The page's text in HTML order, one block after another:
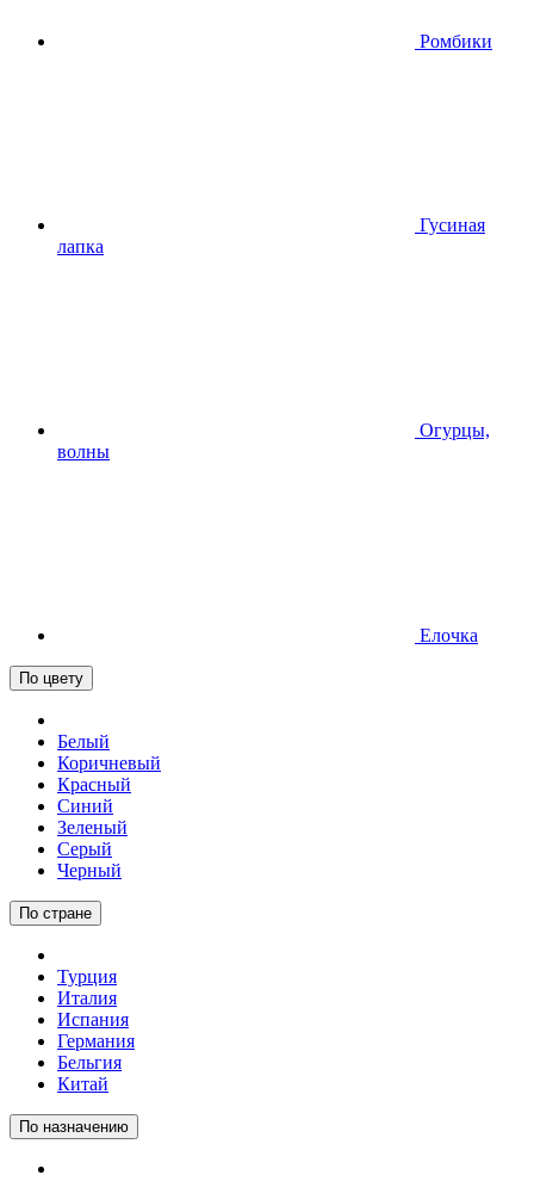
Ромбики
Гусиная
лапка
Огурцы,
волны
Елочка
По цвету
Белый
Коричневый
Красный
Синий
Зеленый
Серый
Черный
По стране
Турция
Италия
Испания
Германия
Бельгия
Китай
По назначению